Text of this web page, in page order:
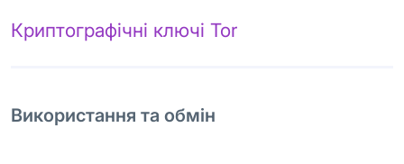
Криптографічні ключі Tor
Використання та обмін